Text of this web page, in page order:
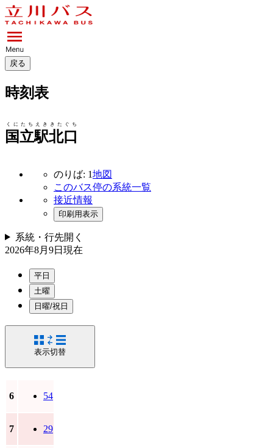
戻る
時刻表
国立駅北口
くにたちえききたぐち
のりば: 1地図
このバス停の系統一覧
接近情報
印刷用表示
系統・行先開く
2026年8月9日 現在
平日
土曜
日曜/祝日
表示切替
6 54
7 29